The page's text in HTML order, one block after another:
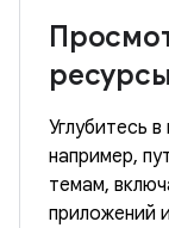
ресурсы
Углубитесь
например,
темам,
приложений